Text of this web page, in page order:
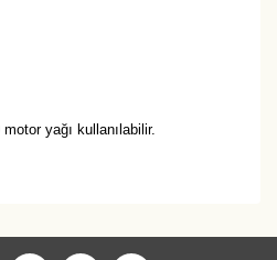
yağı kullanılabilir.